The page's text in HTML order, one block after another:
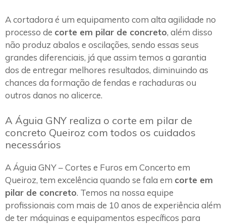
A cortadora é um equipamento com alta agilidade no
processo de corte em pilar de concreto, além disso
não produz abalos e oscilações, sendo essas seus
grandes diferenciais, já que assim temos a garantia
dos de entregar melhores resultados, diminuindo as
chances da formação de fendas e rachaduras ou
outros danos no alicerce.
A Águia GNY realiza o corte em pilar de
concreto Queiroz com todos os cuidados
necessários
A Águia GNY – Cortes e Furos em Concerto em
Queiroz, tem excelência quando se fala em corte em
pilar de concreto. Temos na nossa equipe
profissionais com mais de 10 anos de experiência além
de ter máquinas e equipamentos específicos para